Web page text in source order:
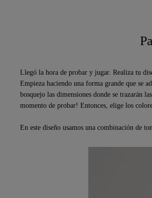
Llegó la hora de probar y jugar. Realiza tu
Empieza haciendo una forma grande que se
bosquejo las dimensiones donde se trazarán
momento de probar! Entonces, elige los
En este diseño usamos una combinación de